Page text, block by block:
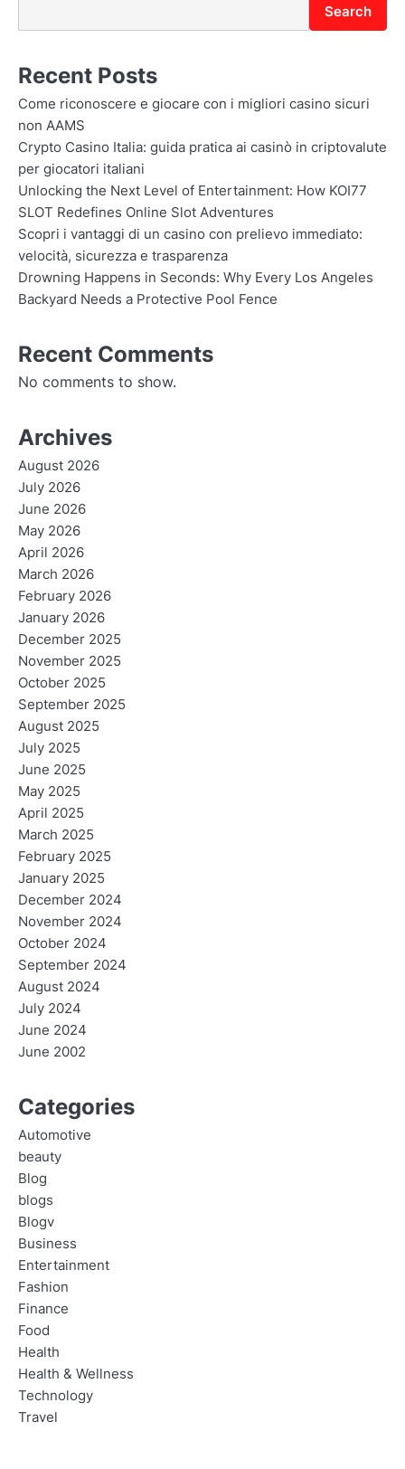
Search
Recent Posts
Come riconoscere e giocare con i migliori casino sicuri
non AAMS
Crypto Casino Italia: guida pratica ai casinò in criptovalute
per giocatori italiani
Unlocking the Next Level of Entertainment: How KOI77
SLOT Redefines Online Slot Adventures
Scopri i vantaggi di un casino con prelievo immediato:
velocità, sicurezza e trasparenza
Drowning Happens in Seconds: Why Every Los Angeles
Backyard Needs a Protective Pool Fence
Recent Comments
No comments to show.
Archives
August 2026
July 2026
June 2026
May 2026
April 2026
March 2026
February 2026
January 2026
December 2025
November 2025
October 2025
September 2025
August 2025
July 2025
June 2025
May 2025
April 2025
March 2025
February 2025
January 2025
December 2024
November 2024
October 2024
September 2024
August 2024
July 2024
June 2024
June 2002
Categories
Automotive
beauty
Blog
blogs
Blogv
Business
Entertainment
Fashion
Finance
Food
Health
Health & Wellness
Technology
Travel